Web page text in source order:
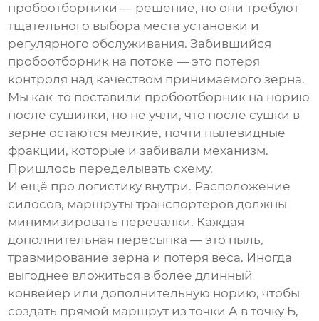
пробоотборники — решение, но они требуют
тщательного выбора места установки и
регулярного обслуживания. Забившийся
пробоотборник на потоке — это потеря
контроля над качеством принимаемого зерна.
Мы как-то поставили пробоотборник на норию
после сушилки, но не учли, что после сушки в
зерне остаются мелкие, почти пылевидные
фракции, которые и забивали механизм.
Пришлось переделывать схему.
И ещё про логистику внутри. Расположение
силосов, маршруты транспортеров должны
минимизировать перевалки. Каждая
дополнительная пересыпка — это пыль,
травмирование зерна и потеря веса. Иногда
выгоднее вложиться в более длинный
конвейер или дополнительную норию, чтобы
создать прямой маршрут из точки А в точку Б,